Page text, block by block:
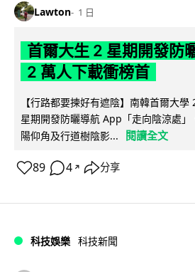
Lawton 1 日
首爾大生 2 星期開發防
2 萬人下載衝榜首
【行路都要揀好有遮陰】南韓首爾大
星期開發防曬導航 App「走向陰涼處
陽仰角及行道樹陰影...
閱讀全文
89 4 ↗ 分享
科技娛樂 科技新聞